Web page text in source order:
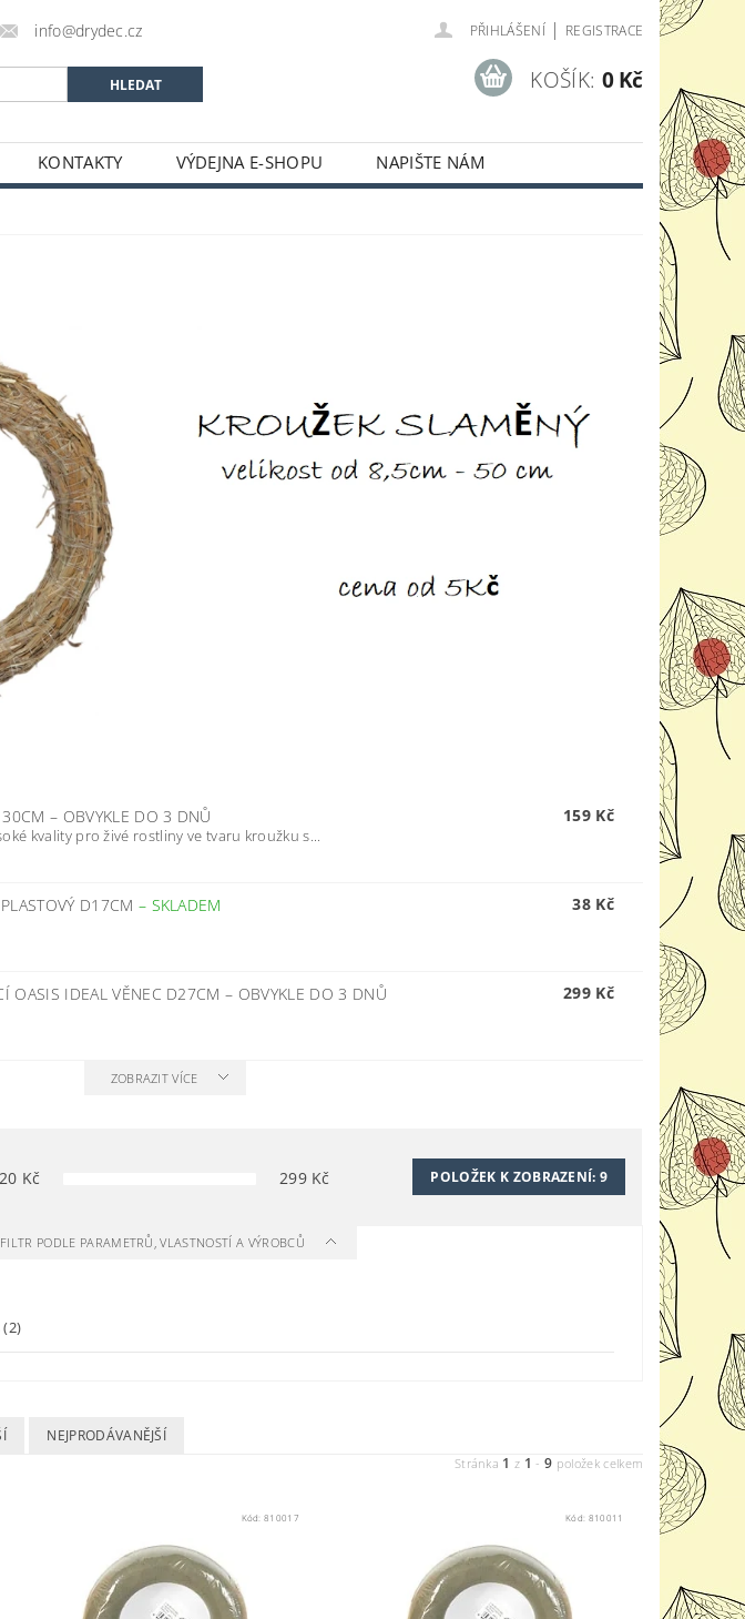
info@drydec.cz PŘIHLÁŠENÍ | REGISTRACE
KOŠÍK: 0 Kč
KONTAKTY VÝDEJNA E-SHOPU
NAPIŠTE NÁM
PODMÍNKY
– OBVYKLE DO 3 DNŮ
kvality pro živé rostliny ve tvaru kroužku s...
159 Kč
D17CM – SKLADEM 38 Kč
OASIS IDEAL VĚNEC D27CM– OBVYKLE DO 3 DNŮ 299 Kč
ZOBRAZIT VÍCE
20 Kč 299Kč POLOŽEK K ZOBRAZENÍ:9
FILTR PODLE PARAMETRŮ, VLASTNOSTÍ A VÝROBCŮ
(2)
NEJPRODÁVANĚJŠÍ
Stránka 1 z 1 -9 položek celkem
Kód:810017 Kód: 810011